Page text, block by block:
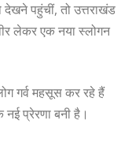
देखने पहुंचीं, तो उत्तराखंड
लेकर एक नया स्लोगन
गर्व महसूस कर रहे हैं
प्रेरणा बनी है।